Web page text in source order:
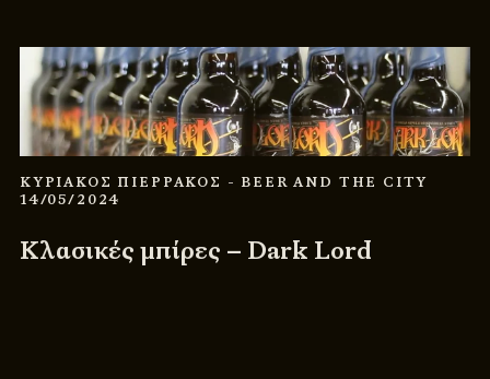
ΚΥΡΙΑΚΟΣ ΠΙΕΡΡΑΚΟΣ - BEER AND THE CITY
14/05/2024
Κλασικές μπίρες – Dark Lord